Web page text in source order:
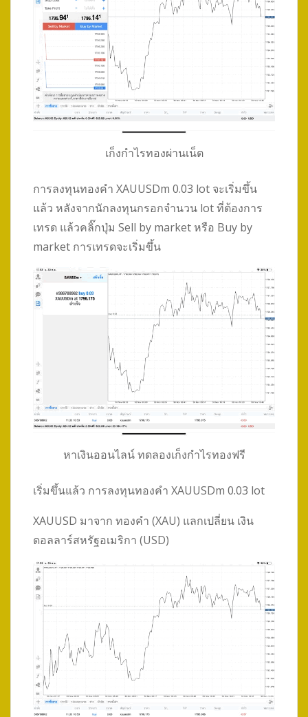
เก็งกำไรทองผ่านเน็ต
การลงทุนทองคำ XAUUSDm 0.03 lot จะเริ่มขึ้น
แล้ว หลังจากนักลงทุนกรอกจำนวน lot ที่ต้องการ
เทรด แล้วคลิ๊กปุ่ม Sell by market หรือ Buy by
market การเทรดจะเริ่มขึ้น
หาเงินออนไลน์ ทดลองเก็งกำไรทองฟรี
เริ่มขึ้นแล้ว การลงทุนทองคำ XAUUSDm 0.03 lot
XAUUSD มาจาก ทองคำ (XAU) แลกเปลี่ยน เงิน
ดอลลาร์สหรัฐอเมริกา (USD)